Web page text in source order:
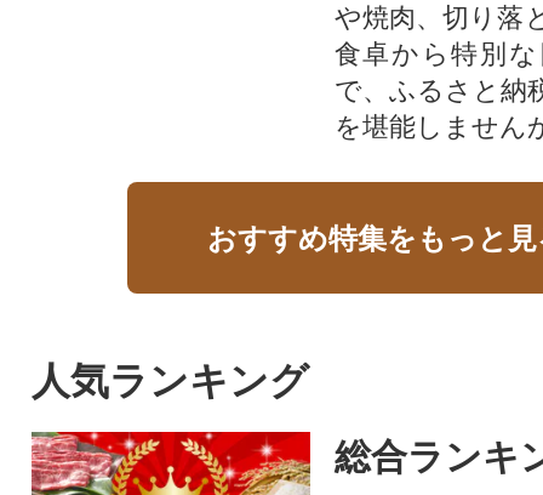
や焼肉、切り落
食卓から特別
で、ふるさと納
を堪能しません
おすすめ特集をもっと
人気ランキング
総合ランキ